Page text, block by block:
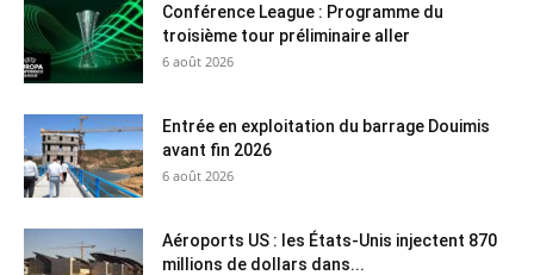
Conférence League : Programme du
troisième tour préliminaire aller
6 août 2026
Entrée en exploitation du barrage Douimis
avant fin 2026
6 août 2026
Aéroports US : les États-Unis injectent 870
millions de dollars dans...